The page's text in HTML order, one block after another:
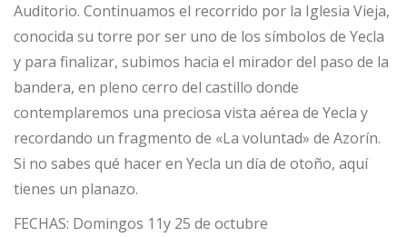
Auditorio. Continuamos el recorrido por la Iglesia Vieja,
conocida su torre por ser uno de los símbolos de Yecla
y para finalizar, subimos hacia el mirador del paso de la
bandera, en pleno cerro del castillo donde
contemplaremos una preciosa vista aérea de Yecla y
recordando un fragmento de «La voluntad» de Azorín.
Si no sabes qué hacer en Yecla un día de otoño, aquí
tienes un planazo.
FECHAS: Domingos 11y 25 de octubre